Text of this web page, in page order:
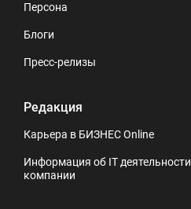
Персона
Блоги
Пресс-релизы
Редакция
Карьера в БИЗНЕС Online
Информация об IT деятельности
компании